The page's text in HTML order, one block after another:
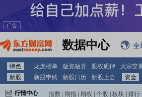
数据中心 全
特色 龙虎榜单 融资融券 股权质押 大宗交
新股
新股申购 新股日历 新股上会 资金
行情中心 指数 期指 期权 个股 板块 排行